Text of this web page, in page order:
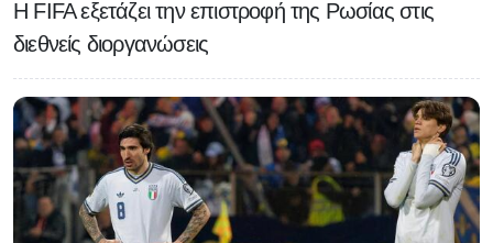
Η FIFA εξετάζει την επιστροφή της Ρωσίας στις
διεθνείς διοργανώσεις